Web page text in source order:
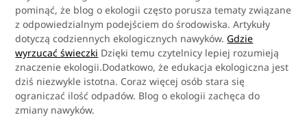
pominąć, że blog o ekologii często porusza tematy związane
z odpowiedzialnym podejściem do środowiska. Artykuły
dotyczą codziennych ekologicznych nawyków.Gdzie
wyrzucać świeczki Dzięki temu czytelnicy lepiej rozumieją
znaczenie ekologii.Dodatkowo, że edukacja ekologiczna jest
dziś niezwykle istotna. Coraz więcej osób stara się
ograniczać ilość odpadów. Blog o ekologii zachęca do
zmiany nawyków.